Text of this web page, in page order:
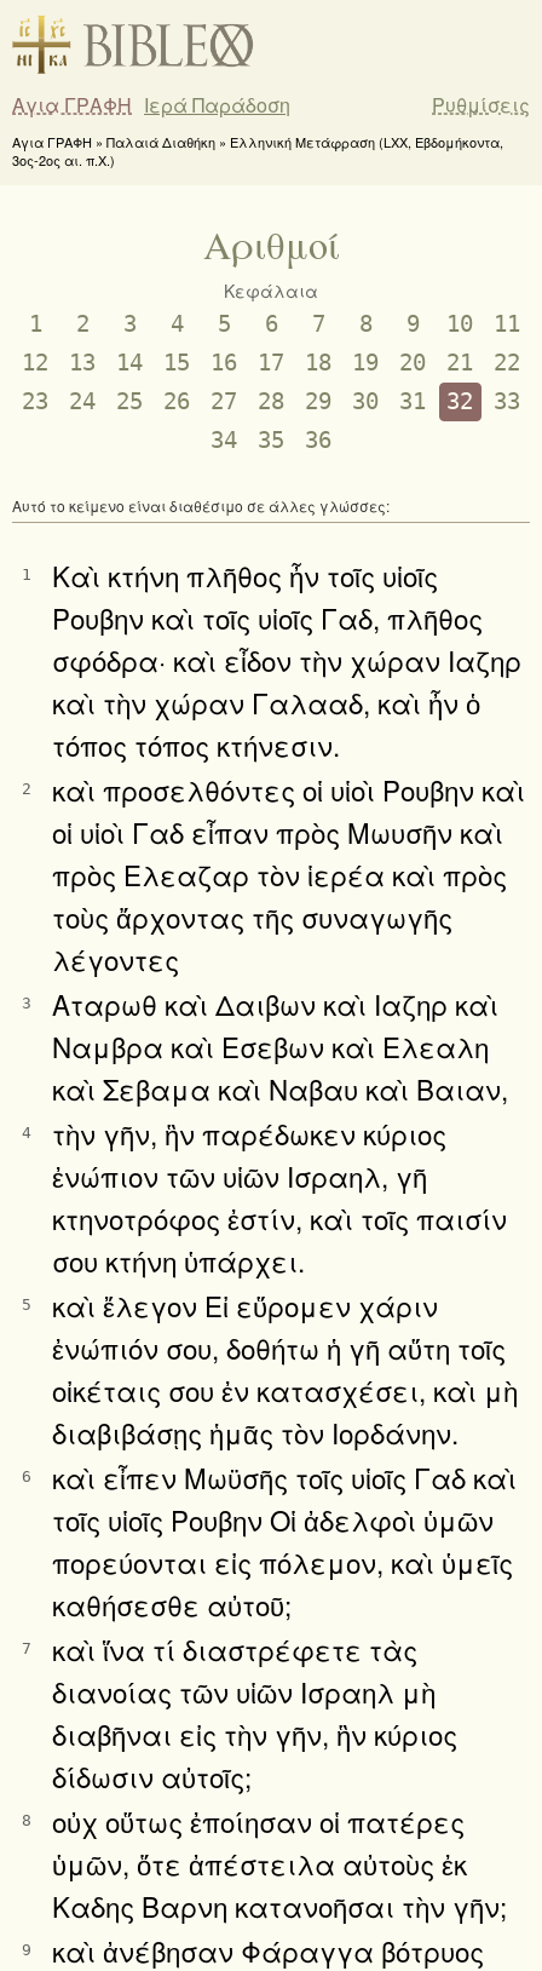
Αγια ΓΡΑΦΗ Ιερά Παράδοση Ρυθμίσεις
Αγια ΓΡΑΦΗ » Παλαιά Διαθήκη » Ελληνική Μετάφραση (LXX, Εβδομήκοντα,
3ος-2ος αι. π.Χ.)
Αριθμοί
Κεφάλαια
1 2 3 4 5 6 7 8 9 10
11
12
13 14 15 16 17 18 19 20 21
22
23
24 25 26 27 28 29 30 31 32
33
34
35 36
Αυτό το κείμενο είναι διαθέσιμο σε άλλες γλώσσες:
1
Καὶ κτήνη πλῆθος ἦν τοῖς υἱοῖς
Ρουβην καὶ τοῖς υἱοῖς Γαδ, πλῆθος
σφόδρα· καὶ εἶδον τὴν χώραν Ιαζηρ
καὶ τὴν χώραν Γαλααδ, καὶ ἦν ὁ
τόπος τόπος κτήνεσιν.
2
καὶ προσελθόντες οἱ υἱοὶ Ρουβην καὶ
οἱ υἱοὶ Γαδ εἶπαν πρὸς Μωυσῆν καὶ
πρὸς Ελεαζαρ τὸν ἱερέα καὶ πρὸς
τοὺς ἄρχοντας τῆς συναγωγῆς
λέγοντες
3
Αταρωθ καὶ Δαιβων καὶ Ιαζηρ καὶ
Ναμβρα καὶ Εσεβων καὶ Ελεαλη
καὶ Σεβαμα καὶ Ναβαυ καὶ Βαιαν,
4
τὴν γῆν, ἣν παρέδωκεν κύριος
ἐνώπιον τῶν υἱῶν Ισραηλ, γῆ
κτηνοτρόφος ἐστίν, καὶ τοῖς παισίν
σου κτήνη ὑπάρχει.
5
καὶ ἔλεγον Εἰ εὕρομεν χάριν
ἐνώπιόν σου, δοθήτω ἡ γῆ αὕτη τοῖς
οἰκέταις σου ἐν κατασχέσει, καὶ μὴ
διαβιβάσῃς ἡμᾶς τὸν Ιορδάνην.
6
καὶ εἶπεν Μωϋσῆς τοῖς υἱοῖς Γαδ καὶ
τοῖς υἱοῖς Ρουβην Οἱ ἀδελφοὶ ὑμῶν
πορεύονται εἰς πόλεμον, καὶ ὑμεῖς
καθήσεσθε αὐτοῦ;
7
καὶ ἵνα τί διαστρέφετε τὰς
διανοίας τῶν υἱῶν Ισραηλ μὴ
διαβῆναι εἰς τὴν γῆν, ἣν κύριος
δίδωσιν αὐτοῖς;
8
οὐχ οὕτως ἐποίησαν οἱ πατέρες
ὑμῶν, ὅτε ἀπέστειλα αὐτοὺς ἐκ
Καδης Βαρνη κατανοῆσαι τὴν γῆν;
9
καὶ ἀνέβησαν Φάραγγα βότρυος